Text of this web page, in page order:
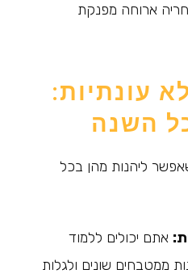
ארוחה מפנקת
עונתיות:
השנה
ליהנות מהן בכל
אתם יכולים ללמוד
ממטבחים שונים ולגלות